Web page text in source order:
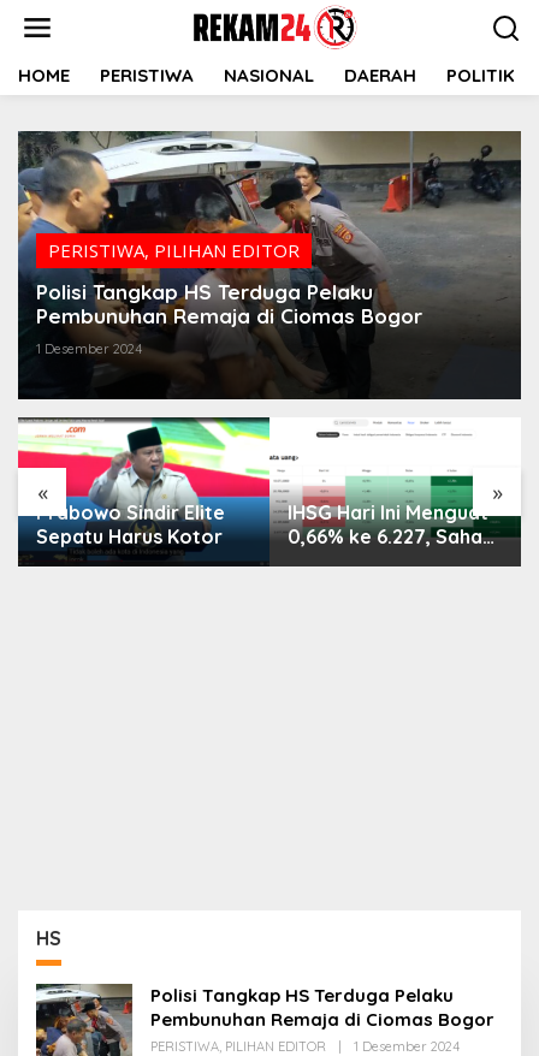
HOME PERISTIWA NASIONAL DAERAH POLITIK
PERISTIWA, PILIHAN EDITOR
Polisi Tangkap HS Terduga Pelaku
Pembunuhan Remaja di Ciomas Bogor
1 Desember 2024
« »
Prabowo Sindir Elite
Sepatu Harus Kotor
IHSG Hari Ini Menguat
0,66% ke 6.227, Saham
HS
Polisi Tangkap HS Terduga Pelaku
Pembunuhan Remaja di Ciomas Bogor
PERISTIWA, PILIHAN EDITOR 1 Desember 2024Oleh